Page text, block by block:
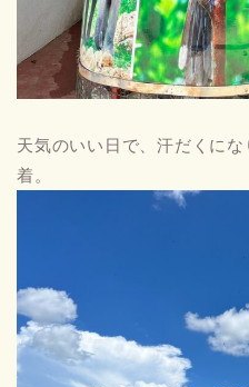
天気のいい日で、汗だくに
着。